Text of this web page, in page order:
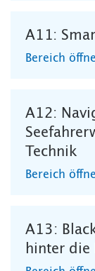
A11:
Bereich
A12:
Technik
Bereich
A13:
hinter die